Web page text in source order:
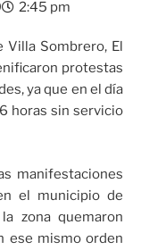
2:45 pm
Sombrero, El
protestas
ya que en el día
horas sin servicio
manifestaciones
el municipio de
zona quemaron
ese mismo orden